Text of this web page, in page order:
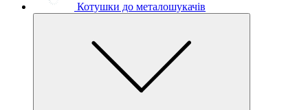
Котушки до металошукачів